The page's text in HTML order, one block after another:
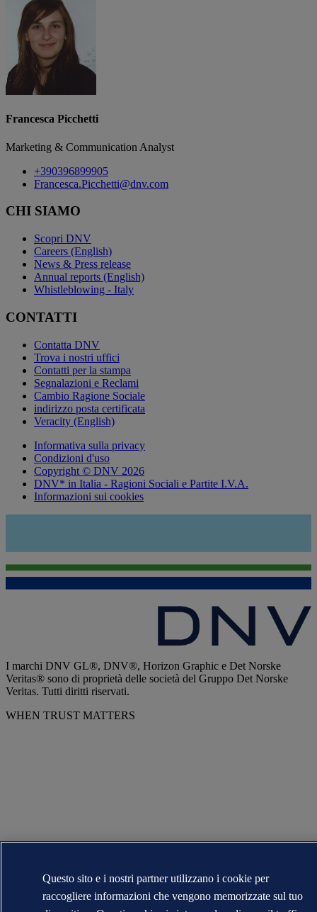
Francesca Picchetti
Marketing & Communication Analyst
+390396899905
Francesca.Picchetti@dnv.com
CHI SIAMO
Scopri DNV
Careers (English)
News & Press release
Annual reports (English)
Whistleblowing - Italy
CONTATTI
Contatta DNV
Trova i nostri uffici
Contatti per la stampa
Segnalazioni e Reclami
Cambio Ragione Sociale
indirizzo posta certificata
Veracity (English)
Informativa sulla privacy
Condizioni d'uso
Copyright © DNV 2026
DNV* in Italia - Ragioni Sociali e Partite I.V.A.
Informazioni sui cookies
I marchi DNV GL®, DNV®, Horizon Graphic e Det Norske
Veritas® sono di proprietà delle società del Gruppo Det Norske
Veritas. Tutti diritti riservati.
WHEN TRUST MATTERS
Questo sito e i nostri partner utilizzano i cookie per
raccogliere informazioni che vengono memorizzate sul tuo